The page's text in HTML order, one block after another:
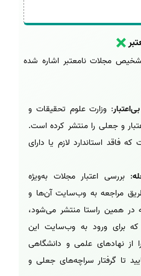
مجلات نامعتبر اشاره شده
: وزارت علوم تحقیقات و
و جعلی را منتشر کرده است.
استاندارد لازم یا دارای
: بررسی اعتبار مجلات به‌ویژه
مراجعه به وب‌سایت آن‌ها و
همین راستا منتشر می‌شود،
برای ورود به وب‌سایت این
از نهادهای علمی و دانشگاهی
تا گرفتار سراچه‌های جعلی و